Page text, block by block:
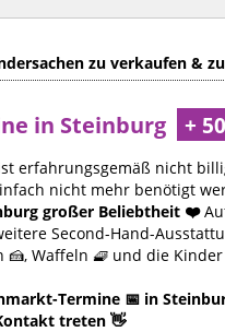
zu verkaufen &
in Steinburg
erfahrungsgemäß nicht
nicht mehr benötigt
großer Beliebtheit ❤️
Second-Hand-
Waffeln 🧇 und die
Termine 📅 in
treten 👋